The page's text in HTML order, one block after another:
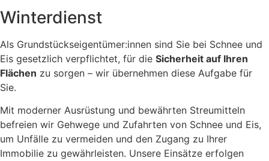
Winterdienst
Als Grundstückseigentümer:innen sind Sie bei Schnee und
Eis gesetzlich verpflichtet, für die Sicherheit auf Ihren
Flächen zu sorgen – wir übernehmen diese Aufgabe für
Sie.
Mit moderner Ausrüstung und bewährten Streumitteln
befreien wir Gehwege und Zufahrten von Schnee und Eis,
um Unfälle zu vermeiden und den Zugang zu Ihrer
Immobilie zu gewährleisten. Unsere Einsätze erfolgen